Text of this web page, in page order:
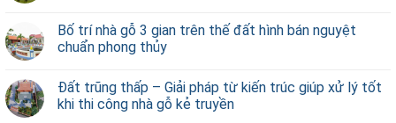
Bố trí nhà gỗ 3 gian trên thế đất hình bán nguyệt
chuẩn phong thủy
Đất trũng thấp – Giải pháp từ kiến trúc giúp xử lý tốt
khi thi công nhà gỗ kẻ truyền